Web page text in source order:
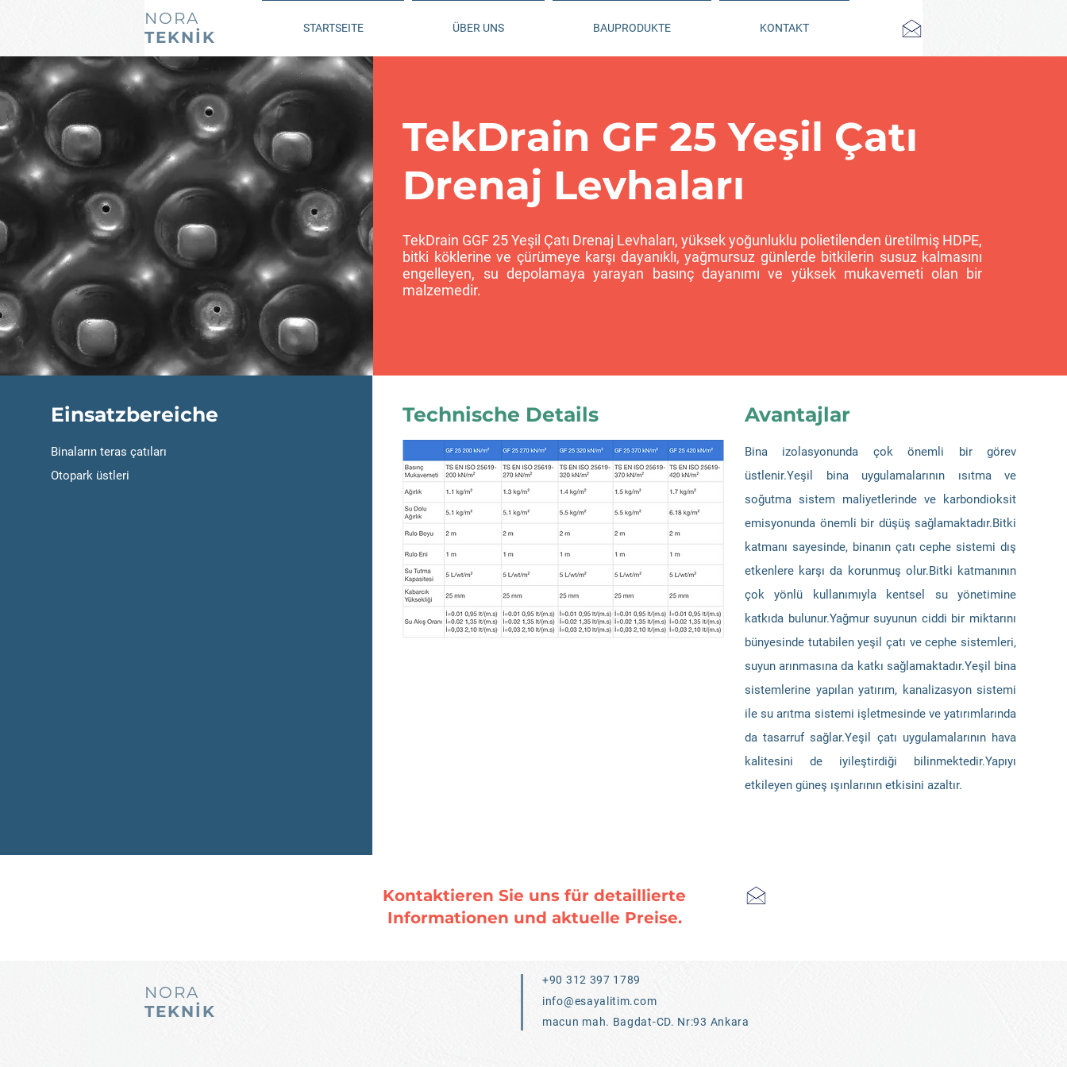
NORA
TEKNİK
STARTSEITE ÜBER UNS BAUPRODUKTE KONTAKT
TekDrain GF 25 Yeşil Çatı
Drenaj Levhaları
TekDrain GGF 25 Yeşil Çatı Drenaj Levhaları, yüksek yoğunluklu polietilenden üretilmiş HDPE,
bitki köklerine ve çürümeye karşı dayanıklı, yağmursuz günlerde bitkilerin susuz kalmasını
engelleyen, su depolamaya yarayan basınç dayanımı ve yüksek mukavemeti olan bir
malzemedir.
Einsatzbereiche
Binaların teras çatıları
Otopark üstleri
Technische Details Avantajlar
Bina izolasyonunda çok önemli bir görev
üstlenir.Yeşil bina uygulamalarının ısıtma ve
soğutma sistem maliyetlerinde ve karbondioksit
emisyonunda önemli bir düşüş sağlamaktadır.Bitki
katmanı sayesinde, binanın çatı cephe sistemi dış
etkenlere karşı da korunmuş olur.Bitki katmanının
çok yönlü kullanımıyla kentsel su yönetimine
katkıda bulunur.Yağmur suyunun ciddi bir miktarını
bünyesinde tutabilen yeşil çatı ve cephe sistemleri,
suyun arınmasına da katkı sağlamaktadır.Yeşil bina
sistemlerine yapılan yatırım, kanalizasyon sistemi
ile su arıtma sistemi işletmesinde ve yatırımlarında
da tasarruf sağlar.Yeşil çatı uygulamalarının hava
kalitesini de iyileştirdiği bilinmektedir.Yapıyı
etkileyen güneş ışınlarının etkisini azaltır.
Kontaktieren Sie uns für detaillierte
Informationen und aktuelle Preise.
NORA
TEKNİK
+90 312 397 1789
info@esayalitim.com
macun mah. Bagdat-CD. Nr:93 Ankara